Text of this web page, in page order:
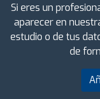
Si eres un
aparecer en
estudio o de tus
de